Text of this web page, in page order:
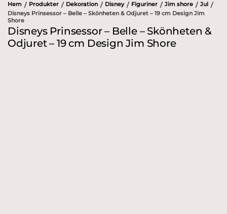
Hem / Produkter / Dekoration / Disney / Figuriner / Jim shore / Jul /
Disneys Prinsessor – Belle – Skönheten & Odjuret – 19 cm Design Jim
Shore
Disneys Prinsessor – Belle – Skönheten &
Odjuret – 19 cm Design Jim Shore